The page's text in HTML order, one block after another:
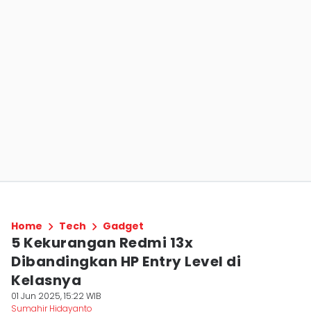
Home Tech Gadget
5 Kekurangan Redmi 13x
Dibandingkan HP Entry Level di
Kelasnya
01 Jun 2025, 15:22 WIB
Sumahir Hidayanto